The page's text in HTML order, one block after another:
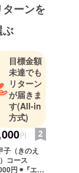
）、
ョジョ
『戦争
虚構』
（作品
社）、『無
力批評』
『ジャパニ
メーション
成熟と喪
』（大月
店）、
橋川文三
ターンを
ぶ
目標金額
未達でも
リターン
が届きま
す(All-in
方式)
円
子（きのえ
コース
◉『エセ